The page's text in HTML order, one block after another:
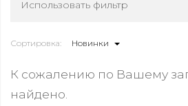
Использовать фильтр
Сортировка: Новинки
К сожалению по Вашему
найдено.